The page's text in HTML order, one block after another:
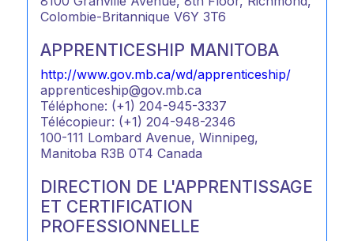
Colombie-Britannique V6Y 3T6
APPRENTICESHIP MANITOBA
http://www.gov.mb.ca/wd/apprenticeship/
apprenticeship@gov.mb.ca
Téléphone: (+1) 204-945-3337
Télécopieur: (+1) 204-948-2346
100-111 Lombard Avenue, Winnipeg,
Manitoba R3B 0T4 Canada
DIRECTION DE L'APPRENTISSAGE
ET CERTIFICATION
PROFESSIONNELLE